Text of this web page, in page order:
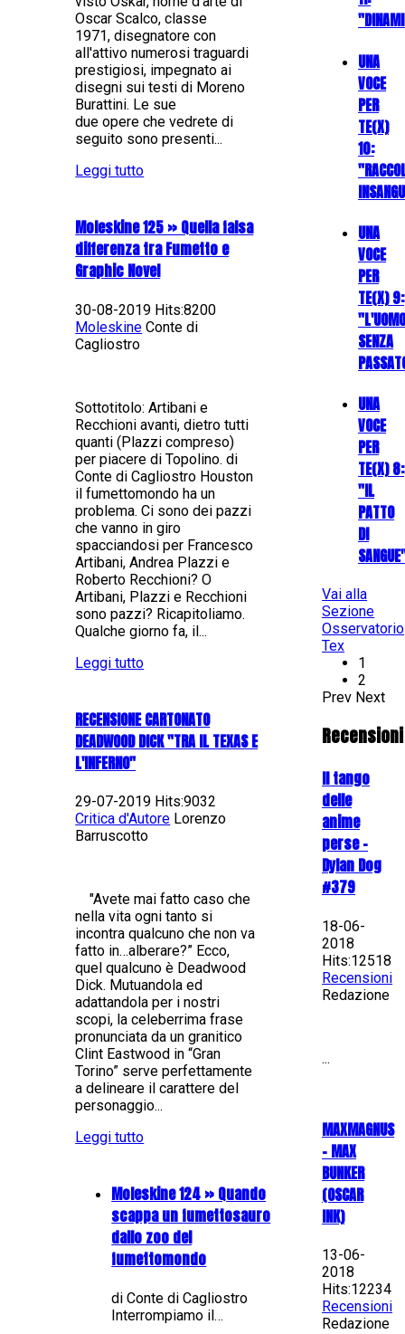
Oscar Scalco, classe
1971, disegnatore con
all'attivo numerosi traguardi
prestigiosi, impegnato ai
disegni sui testi di Moreno
Burattini. Le sue
due opere che vedrete di
seguito sono presenti...
Leggi tutto
Moleskine 125 » Quella falsa
differenza tra Fumetto e
Graphic Novel
30-08-2019 Hits:8200
Moleskine Conte di
Cagliostro
Sottotitolo: Artibani e
Recchioni avanti, dietro tutti
quanti (Plazzi compreso)
per piacere di Topolino. di
Conte di Cagliostro Houston
il fumettomondo ha un
problema. Ci sono dei pazzi
che vanno in giro
spacciandosi per Francesco
Artibani, Andrea Plazzi e
Roberto Recchioni? O
Artibani, Plazzi e Recchioni
sono pazzi? Ricapitoliamo.
Qualche giorno fa, il...
Leggi tutto
RECENSIONE CARTONATO
DEADWOOD DICK "TRA IL TEXAS E
L'INFERNO"
29-07-2019 Hits:9032
Critica d'Autore Lorenzo
Barruscotto
"Avete mai fatto caso che
nella vita ogni tanto si
incontra qualcuno che non va
fatto in…alberare?” Ecco,
quel qualcuno è Deadwood
Dick. Mutuandola ed
adattandola per i nostri
scopi, la celeberrima frase
pronunciata da un granitico
Clint Eastwood in “Gran
Torino” serve perfettamente
a delineare il carattere del
personaggio...
Leggi tutto
Moleskine 124 » Quando
scappa un fumettosauro
dallo zoo del
fumettomondo
di Conte di Cagliostro
Interrompiamo il…
UNA
VOCE
PER
TE(X)
10:
UNA
VOCE
PER
TE(X) 9:
SENZA
UNA
VOCE
PER
TE(X) 8:
"IL
PATTO
DI
Vai alla
Sezione
Osservatorio
Tex
1
2
Prev Next
Recensioni
Il tango
delle
anime
perse -
Dylan Dog
#379
18-06-
2018
Hits:12518
Recensioni
Redazione
...
MAXMAGNUS
– MAX
BUNKER
(OSCAR
INK)
13-06-
2018
Hits:12234
Recensioni
Redazione